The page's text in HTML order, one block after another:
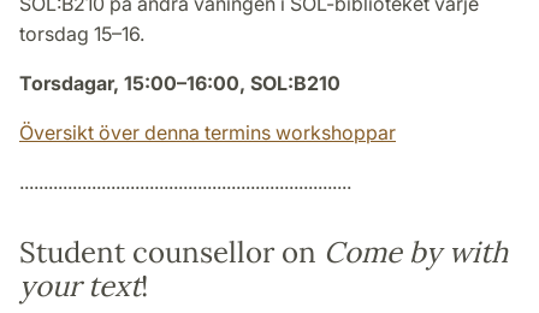
torsdag 15–16.
Torsdagar, 15:00–16:00, SOL:B210
Översikt över denna termins workshoppar
.....................................................................
Student counsellor on Come by with
your text!